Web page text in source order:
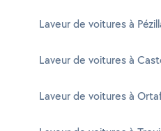
Laveur de voitures à
Laveur de voitures à
Laveur de voitures à